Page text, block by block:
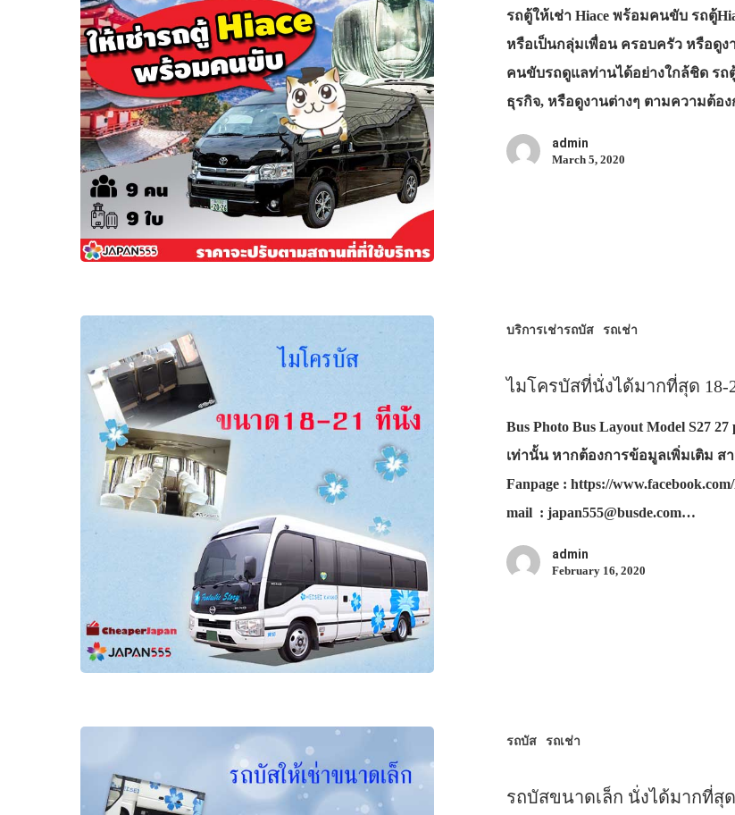
รถตู้ให้เช่า Hiace พร้อมคนขับ รถตู้
หรือเป็นกลุ่มเพื่อน ครอบครัว หรือดู
คนขับรถดูแลท่านได้อย่างใกล้ชิด รถ
ธุรกิจ, หรือดูงานต่างๆ ตามความต้อ
admin
March 5, 2020
บริการเช่ารถบัส รถเช่า
ไมโครบัสที่นั่งได้มากที่สุด 18-
Bus Photo Bus Layout Model S27
เท่านั้น หากต้องการข้อมูลเพิ่มเติม ส
Fanpage : https://
mail : japan555@busde.com…
admin
February 16, 2020
รถบัส รถเช่า
รถบัสขนาดเล็ก นั่งได้มากที่สุด